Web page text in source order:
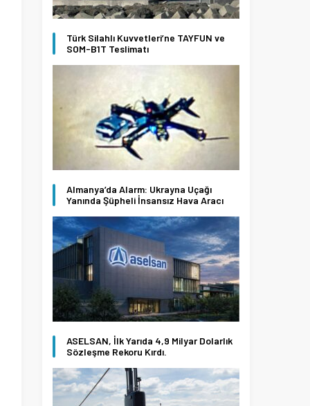
Türk Silahlı Kuvvetleri’ne TAYFUN ve
SOM-B1T Teslimatı
Almanya’da Alarm: Ukrayna Uçağı
Yanında Şüpheli İnsansız Hava Aracı
ASELSAN, İlk Yarıda 4,9 Milyar Dolarlık
Sözleşme Rekoru Kırdı.